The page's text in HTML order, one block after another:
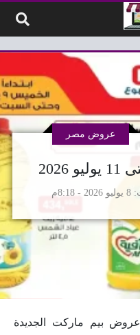
عروض مصر
8 يوليو 2026 - 8:18م
بيم ماركت الجديدة